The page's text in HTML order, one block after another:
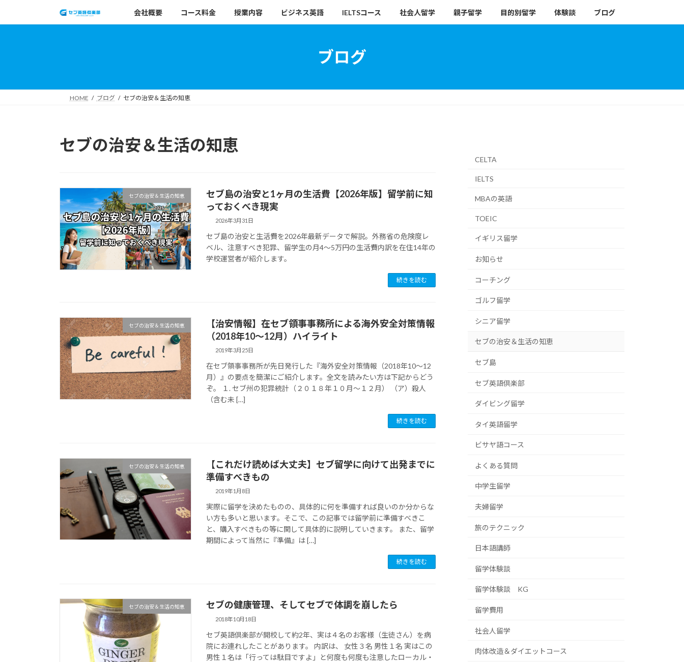
キ
に
会社概要 コース料金 授業内容 ビジネス英語 IELTSコース 社会人留学 親子留学 目的別留学 体験談 ブログ
ブログ
HOME ブログ セブの治安＆生活の知恵
セブの治安＆生活の知恵
セブの治安＆生活の知恵
セブ島の治安と1ヶ月の生活費【2026年版】留学前に知
っておくべき現実
2026年3月31日
セブ島の治安と生活費を2026年最新データで解説。外務省の危険度レ
ベル、注意すべき犯罪、留学生の月4〜5万円の生活費内訳を在住14年の
学校運営者が紹介します。
続きを読む
セブの治安＆生活の知恵
【治安情報】在セブ領事事務所による海外安全対策情報
（2018年10〜12月）ハイライト
2019年3月25日
在セブ領事事務所が先日発行した『海外安全対策情報（2018年10〜12
月）』の要点を簡潔にご紹介します。全文を読みたい方は下記からどう
ぞ。 １. セブ州の犯罪統計（２０１８年１０月～１２月） （ア）殺人
（含む未 […]
続きを読む
セブの治安＆生活の知恵
【これだけ読めば大丈夫】セブ留学に向けて出発までに
準備すべきもの
2019年1月8日
実際に留学を決めたものの、具体的に何を準備すれば良いのか分からな
い方も多いと思います。そこで、この記事では留学前に準備すべきこ
と、購入すべきもの等に関して具体的に説明していきます。 また、留学
期間によって当然に『準備』は […]
続きを読む
セブの治安＆生活の知恵 セブの健康管理、そしてセブで体調を崩したら
2018年10月18日
セブ英語倶楽部が開校して約2年、実は４名のお客様（生徒さん）を病
院にお連れしたことがあります。 内訳は、 女性３名 男性１名 実はこの
男性１名は「行っては駄目ですよ」と何度も何度も注意したローカル・
CELTA
IELTS
MBAの英語
TOEIC
イギリス留学
お知らせ
コーチング
ゴルフ留学
シニア留学
セブの治安＆生活の知恵
セブ島
セブ英語倶楽部
ダイビング留学
タイ英語留学
ビサヤ語コース
よくある質問
中学生留学
夫婦留学
旅のテクニック
日本語講師
留学体験談
留学体験談 KG
留学費用
社会人留学
肉体改造＆ダイエットコース